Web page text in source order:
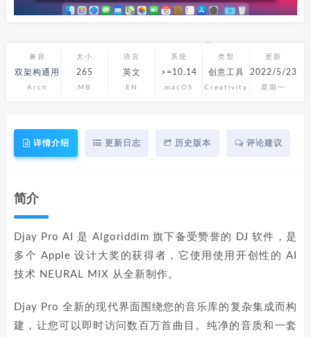
兼容
双架构通用
Arch
大小
265
MB
语言
英文
EN
系统
>=10.14
macOS
类型
创意工具
Creativity
更新
2022/5/23
星期一
详情介绍 更新日志 历史版本 评论建议
简介
Djay Pro AI 是 Algoriddim 旗下备受赞誉的 DJ 软件，是
多个 Apple 设计大奖的获得者，它使用使用开创性的 AI
技术 NEURAL MIX 从全新制作。
Djay Pro 全新的现代界面围绕您的音乐库的复杂集成而构
建，让您可以即时访问数百万首曲目。纯净的音质和一套